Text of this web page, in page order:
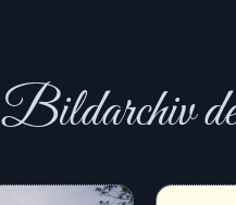
Bildarchiv